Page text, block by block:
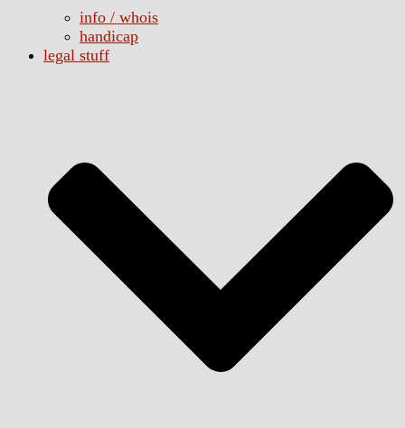
info / whois
handicap
legal stuff